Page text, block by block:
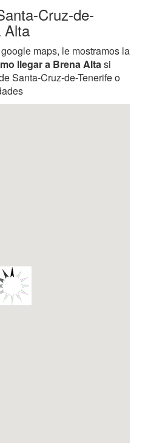
Cruz-de-
Alta
maps, le mostramos la
llegar a Brena Altasi
Santa-Cruz-de-Tenerife o